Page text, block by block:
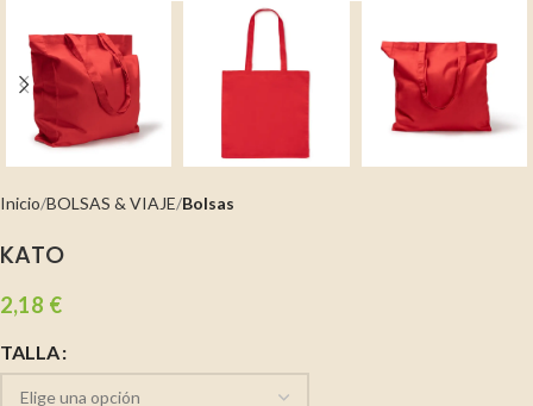
Inicio BOLSAS & VIAJE Bolsas
KATO
2,18 €
TALLA